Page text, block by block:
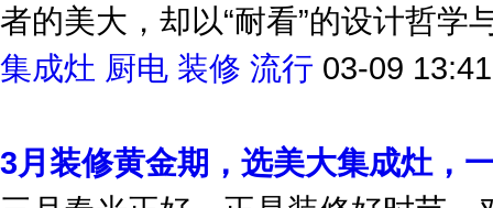
者的美大，却以“耐看”的设计哲学
集成灶 厨电 装修 流行 03-09 13:41
3月装修黄金期，选美大集成灶，